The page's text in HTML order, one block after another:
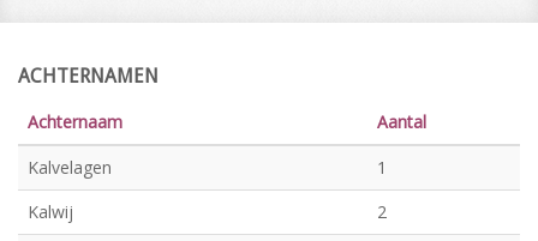
ACHTERNAMEN
Achternaam
Aantal
Kalvelagen
1
Kalwij
2